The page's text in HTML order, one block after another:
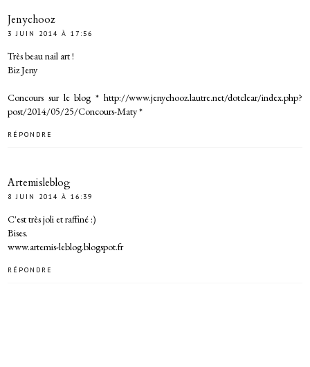
Jenychooz
3 JUIN 2014 À 17:56
Très beau nail art !
Biz Jeny
Concours sur le blog * http://www.jenychooz.lautre.net/dotclear/index.php?
post/2014/05/25/Concours-Maty *
RÉPONDRE
Artemisleblog
8 JUIN 2014 À 16:39
C'est très joli et raffiné :)
Bises.
www.artemis-leblog.blogspot.fr
RÉPONDRE